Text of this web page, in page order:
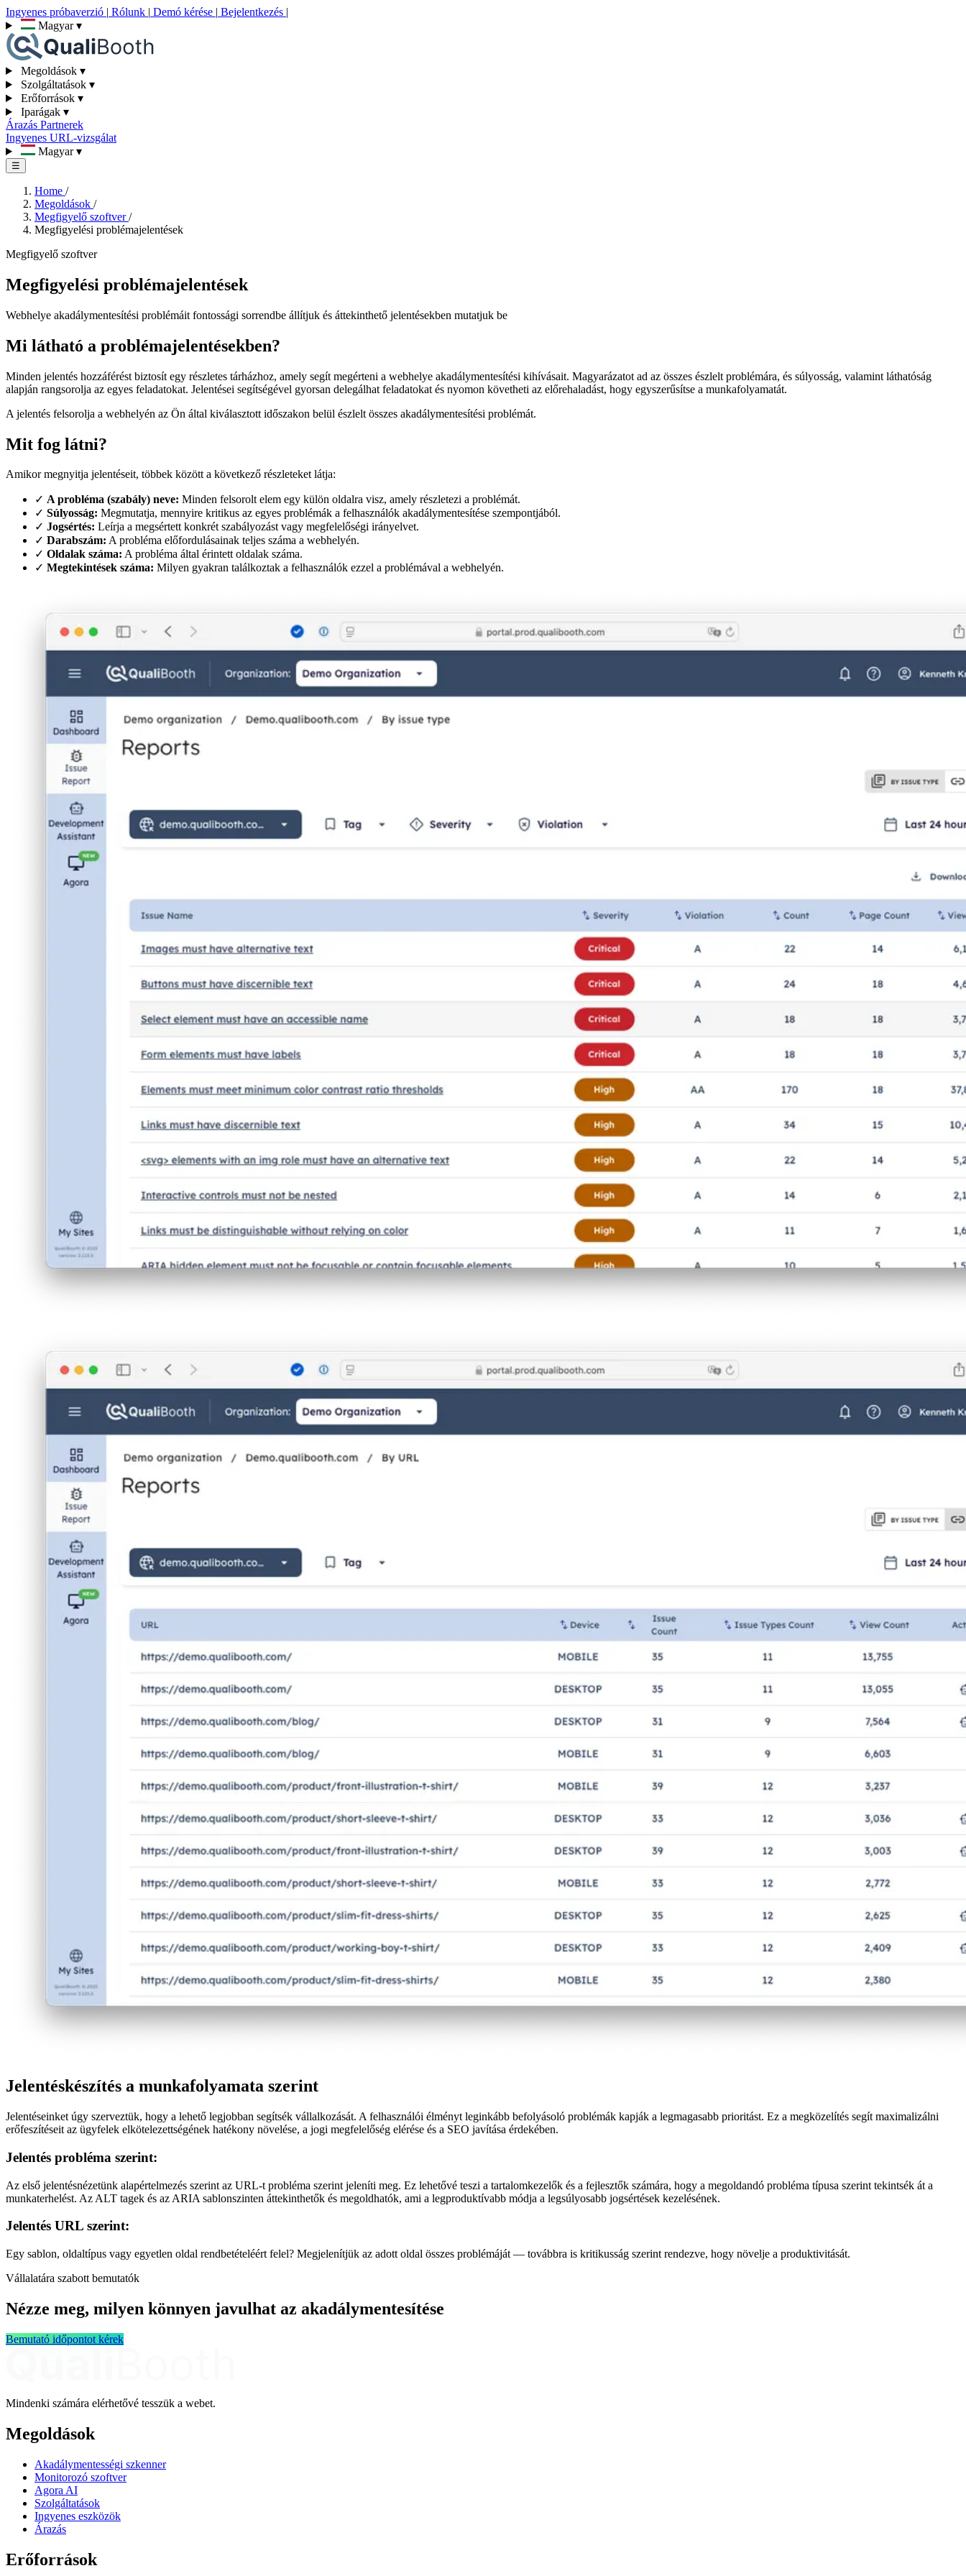
Ingyenes próbaverzió | Rólunk | Demó kérése | Bejelentkezés |
Magyar▾
Megoldások ▾
Szolgáltatások ▾
Erőforrások ▾
Iparágak ▾
Árazás Partnerek
Ingyenes URL-vizsgálat
Magyar▾
☰
Home /
Megoldások /
Megfigyelő szoftver/
Megfigyelési problémajelentések
Megfigyelő szoftver
Megfigyelési problémajelentések
Webhelye akadálymentesítési problémáit fontossági sorrendbe állítjuk és áttekinthető jelentésekben mutatjuk be
Mi látható a problémajelentésekben?
Minden jelentés hozzáférést biztosít egy részletes tárházhoz, amely segít megérteni a webhelye akadálymentesítési kihívásait. Magyarázatot ad az összes észlelt problémára, és súlyosság, valamint láthatóság
alapján rangsorolja az egyes feladatokat. Jelentései segítségével gyorsan delegálhat feladatokat és nyomon követheti az előrehaladást, hogy egyszerűsítse a munkafolyamatát.
A jelentés felsorolja a webhelyén az Ön által kiválasztott időszakon belül észlelt összes akadálymentesítési problémát.
Mit fog látni?
Amikor megnyitja jelentéseit, többek között a következő részleteket látja:
✓ A probléma (szabály) neve: Minden felsorolt elem egy külön oldalra visz, amely részletezi a problémát.
✓ Súlyosság: Megmutatja, mennyire kritikus az egyes problémák a felhasználók akadálymentesítése szempontjából.
✓ Jogsértés: Leírja a megsértett konkrét szabályozást vagy megfelelőségi irányelvet.
✓ Darabszám: A probléma előfordulásainak teljes száma a webhelyén.
✓ Oldalak száma: A probléma által érintett oldalak száma.
✓ Megtekintések száma: Milyen gyakran találkoztak a felhasználók ezzel a problémával a webhelyén.
Jelentéskészítés a munkafolyamata szerint
Jelentéseinket úgy szerveztük, hogy a lehető legjobban segítsék vállalkozását. A felhasználói élményt leginkább befolyásoló problémák kapják a legmagasabb prioritást. Ez a megközelítés segít maximalizálni
erőfeszítéseit az ügyfelek elkötelezettségének hatékony növelése, a jogi megfelelőség elérése és a SEO javítása érdekében.
Jelentés probléma szerint:
Az első jelentésnézetünk alapértelmezés szerint az URL-t probléma szerint jeleníti meg. Ez lehetővé teszi a tartalomkezelők és a fejlesztők számára, hogy a megoldandó probléma típusa szerint tekintsék át a
munkaterhelést. Az ALT tagek és az ARIA sablonszinten áttekinthetők és megoldhatók, ami a legproduktívabb módja a legsúlyosabb jogsértések kezelésének.
Jelentés URL szerint:
Egy sablon, oldaltípus vagy egyetlen oldal rendbetételéért felel? Megjelenítjük az adott oldal összes problémáját — továbbra is kritikusság szerint rendezve, hogy növelje a produktivitását.
Vállalatára szabott bemutatók
Nézze meg, milyen könnyen javulhat az akadálymentesítése
Bemutató időpontot kérek
Mindenki számára elérhetővé tesszük a webet.
Megoldások
Akadálymentességi szkenner
Monitorozó szoftver
Agora AI
Szolgáltatások
Ingyenes eszközök
Árazás
Erőforrások